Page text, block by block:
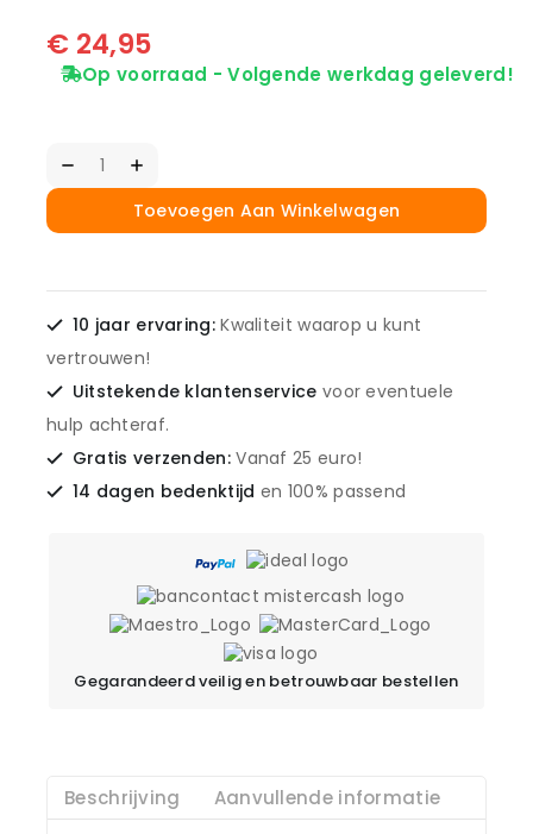
€ 24,95
Op voorraad - Volgende werkdag geleverd!
Toevoegen Aan Winkelwagen
10 jaar ervaring:Kwaliteit waarop u kunt
vertrouwen!
Uitstekende klantenservice voor eventuele
hulp achteraf.
Gratis verzenden:Vanaf 25 euro!
14 dagen bedenktijd en 100% passend
Gegarandeerd veilig en betrouwbaar bestellen
Beschrijving Aanvullende informatie